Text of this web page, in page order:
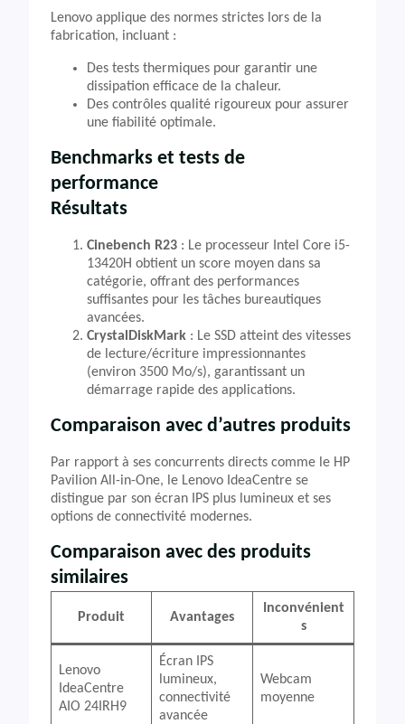
Lenovo applique des normes strictes lors de la
fabrication, incluant :
Des tests thermiques pour garantir une
dissipation efficace de la chaleur.
Des contrôles qualité rigoureux pour assurer
une fiabilité optimale.
Benchmarks et tests de
performance
Résultats
Cinebench R23 : Le processeur Intel Core i5-
13420H obtient un score moyen dans sa
catégorie, offrant des performances
suffisantes pour les tâches bureautiques
avancées.
CrystalDiskMark : Le SSD atteint des vitesses
de lecture/écriture impressionnantes
(environ 3500 Mo/s), garantissant un
démarrage rapide des applications.
Comparaison avec d’autres produits
Par rapport à ses concurrents directs comme le HP
Pavilion All-in-One, le Lenovo IdeaCentre se
distingue par son écran IPS plus lumineux et ses
options de connectivité modernes.
Comparaison avec des produits
similaires
Produit Avantages
Inconvénient
s
Lenovo
IdeaCentre
AIO 24IRH9
Écran IPS
lumineux,
connectivité
avancée
Webcam
moyenne